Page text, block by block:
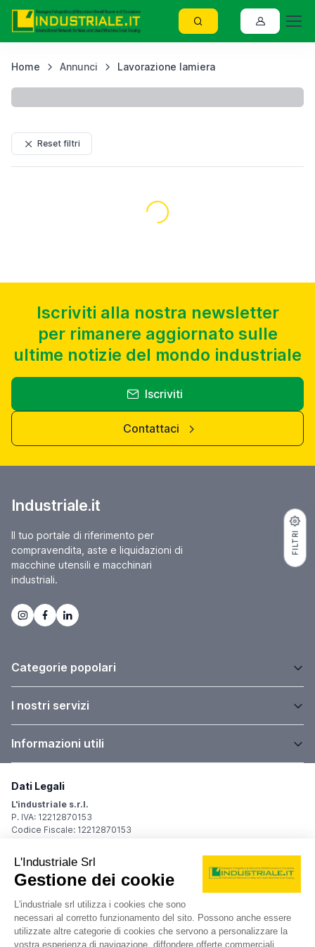
Home Annunci Lavorazione lamiera
Reset filtri
Caricamento...
Iscriviti alla nostra newsletter
per rimanere aggiornato sulle
ultime notizie del mondo industriale
Iscriviti
Contattaci
Industriale.it
Il tuo portale di riferimento per
compravendita, aste e liquidazioni di
macchine utensili e macchinari
industriali.
Categorie popolari
I nostri servizi
Informazioni utili
Dati Legali
L'industriale s.r.l.
P. IVA: 12212870153
Codice Fiscale: 12212870153
Sede Legale
Via Carlo Dolci, 32
20148 Milano (MI)
Italy
Registro Imprese
FILTRI